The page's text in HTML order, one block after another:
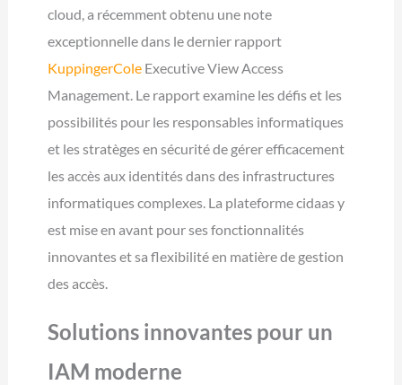
cloud, a récemment obtenu une note
exceptionnelle dans le dernier rapport
KuppingerColeExecutive View Access
Management. Le rapport examine les défis et les
possibilités pour les responsables informatiques
et les stratèges en sécurité de gérer efficacement
les accès aux identités dans des infrastructures
informatiques complexes. La plateforme cidaas y
est mise en avant pour ses fonctionnalités
innovantes et sa flexibilité en matière de gestion
des accès.
Solutions innovantes pour un
IAM moderne